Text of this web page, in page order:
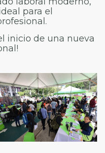
para el
inicio de una nueva